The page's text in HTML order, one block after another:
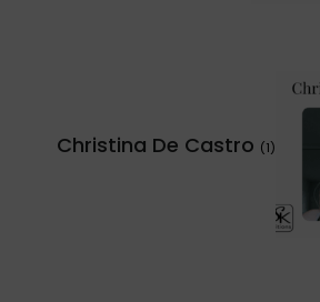
Christina De Castro (1)